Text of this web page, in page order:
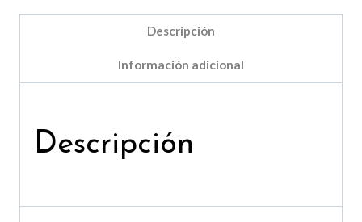
Descripción
Información adicional
Descripción